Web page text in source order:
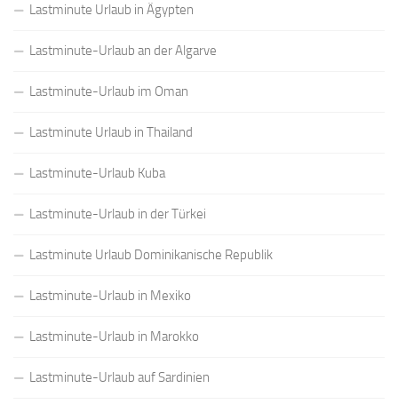
Lastminute Urlaub in Ägypten
Lastminute-Urlaub an der Algarve
Lastminute-Urlaub im Oman
Lastminute Urlaub in Thailand
Lastminute-Urlaub Kuba
Lastminute-Urlaub in der Türkei
Lastminute Urlaub Dominikanische Republik
Lastminute-Urlaub in Mexiko
Lastminute-Urlaub in Marokko
Lastminute-Urlaub auf Sardinien